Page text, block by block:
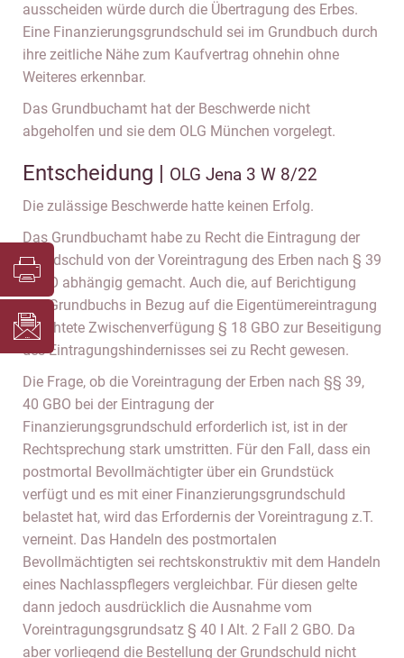
ausscheiden würde durch die Übertragung des Erbes.
Eine Finanzierungsgrundschuld sei im Grundbuch durch
ihre zeitliche Nähe zum Kaufvertrag ohnehin ohne
Weiteres erkennbar.
Das Grundbuchamt hat der Beschwerde nicht
abgeholfen und sie dem OLG München vorgelegt.
Entscheidung | OLG Jena 3 W 8/22
Die zulässige Beschwerde hatte keinen Erfolg.
Das Grundbuchamt habe zu Recht die Eintragung der
Grundschuld von der Voreintragung des Erben nach § 39
I GBO abhängig gemacht. Auch die, auf Berichtigung
des Grundbuchs in Bezug auf die Eigentümereintragung
gerichtete Zwischenverfügung § 18 GBO zur Beseitigung
des Eintragungshindernisses sei zu Recht gewesen.
Die Frage, ob die Voreintragung der Erben nach §§ 39,
40 GBO bei der Eintragung der
Finanzierungsgrundschuld erforderlich ist, ist in der
Rechtsprechung stark umstritten. Für den Fall, dass ein
postmortal Bevollmächtigter über ein Grundstück
verfügt und es mit einer Finanzierungsgrundschuld
belastet hat, wird das Erfordernis der Voreintragung z.T.
verneint. Das Handeln des postmortalen
Bevollmächtigten sei rechtskonstruktiv mit dem Handeln
eines Nachlasspflegers vergleichbar. Für diesen gelte
dann jedoch ausdrücklich die Ausnahme vom
Voreintragungsgrundsatz § 40 I Alt. 2 Fall 2 GBO. Da
aber vorliegend die Bestellung der Grundschuld nicht